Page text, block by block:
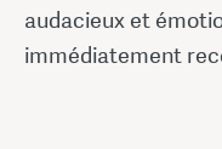
audacieux et
immédiatement